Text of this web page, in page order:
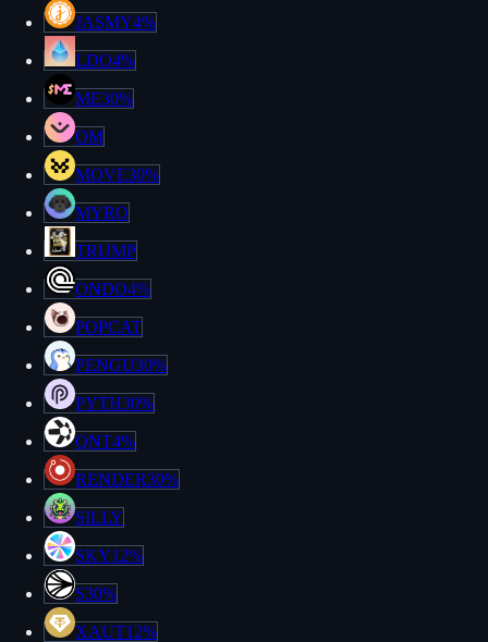
JASMY4%
LDO4%
ME30%
OM
MOVE30%
MYRO
TRUMP
ONDO4%
POPCAT
PENGU30%
PYTH30%
QNT4%
RENDER30%
SILLY
SKY12%
S30%
XAUT12%